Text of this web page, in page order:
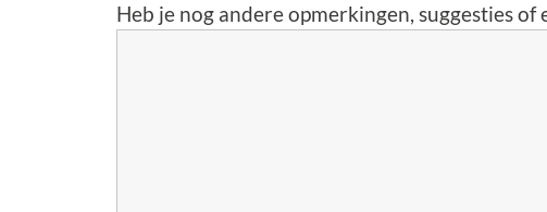
Heb je nog andere opmerkingen, suggesties